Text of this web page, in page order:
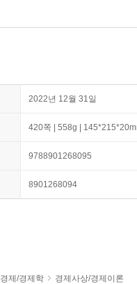
2022년 12월 31일
420쪽 | 558g |
9788901268095
8901268094
경제/경제학 경제사상/경제이론